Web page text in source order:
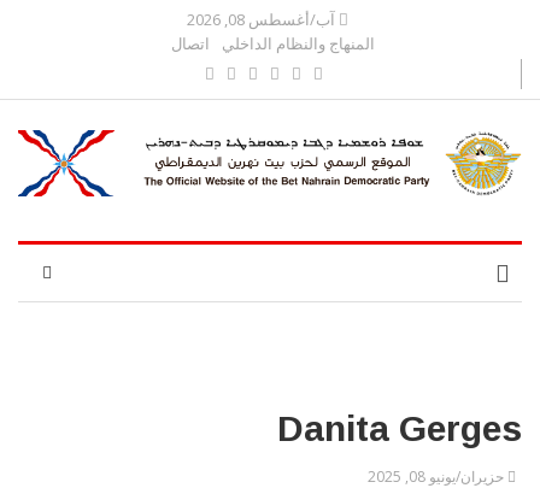
آب/أغسطس 08, 2026
المنهاج والنظام الداخلي
اتصال
Danita Gerges
حزيران/يونيو 08, 2025